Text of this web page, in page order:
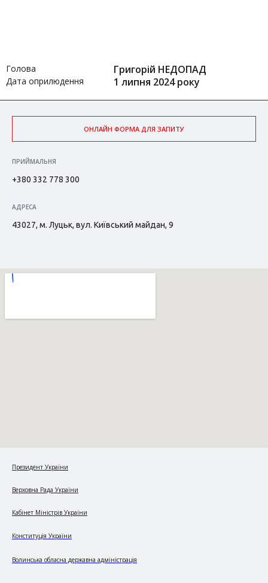
Голова Григорій НЕДОПАД
Дата оприлюдення 1 липня 2024 року
ОНЛАЙН ФОРМА ДЛЯ ЗАПИТУ
ПРИЙМАЛЬНЯ
+380 332 778 300
АДРЕСА
43027, м. Луцьк, вул. Київський майдан, 9
Президент України
Верховна Рада України
Кабінет Міністрів України
Конституція України
Волинська обласна державна адміністрація